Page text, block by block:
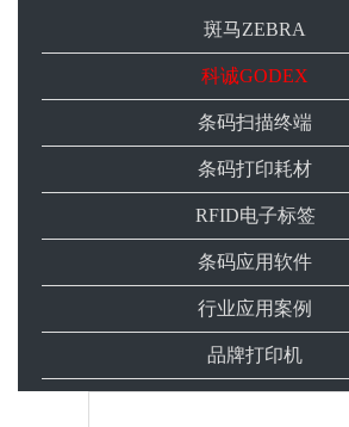
斑马ZEBRA
科诚GODEX
条码扫描终端
条码打印耗材
RFID电子标签
条码应用软件
行业应用案例
品牌打印机